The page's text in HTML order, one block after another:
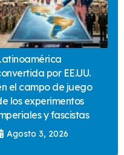
por EE.UU.
el campo de juego
los experimentos
y fascistas
Agosto 3, 2026